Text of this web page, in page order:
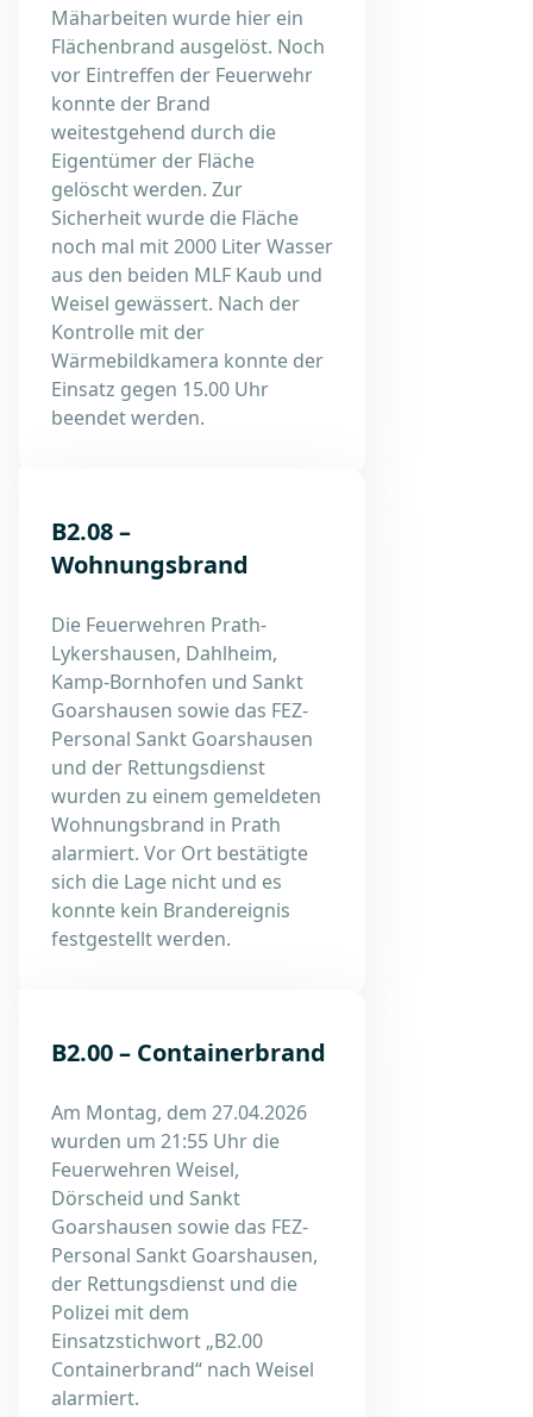
Mäharbeiten wurde hier ein
Flächenbrand ausgelöst. Noch
vor Eintreffen der Feuerwehr
konnte der Brand
weitestgehend durch die
Eigentümer der Fläche
gelöscht werden. Zur
Sicherheit wurde die Fläche
noch mal mit 2000 Liter Wasser
aus den beiden MLF Kaub und
Weisel gewässert. Nach der
Kontrolle mit der
Wärmebildkamera konnte der
Einsatz gegen 15.00 Uhr
beendet werden.
B2.08 –
Wohnungsbrand
Die Feuerwehren Prath-
Lykershausen, Dahlheim,
Kamp-Bornhofen und Sankt
Goarshausen sowie das FEZ-
Personal Sankt Goarshausen
und der Rettungsdienst
wurden zu einem gemeldeten
Wohnungsbrand in Prath
alarmiert. Vor Ort bestätigte
sich die Lage nicht und es
konnte kein Brandereignis
festgestellt werden.
B2.00 – Containerbrand
Am Montag, dem 27.04.2026
wurden um 21:55 Uhr die
Feuerwehren Weisel,
Dörscheid und Sankt
Goarshausen sowie das FEZ-
Personal Sankt Goarshausen,
der Rettungsdienst und die
Polizei mit dem
Einsatzstichwort „B2.00
Containerbrand“ nach Weisel
alarmiert.